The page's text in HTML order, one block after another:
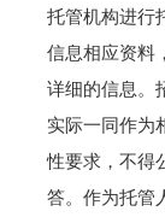
托管机构进行
信息相应资料
详细的信息。
实际一同作为
性要求，不得
答。作为托管